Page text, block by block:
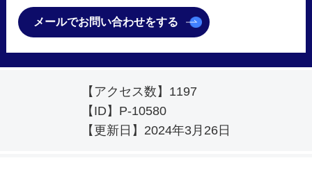
メールでお問い合わせをする
【アクセス数】 1197
【ID】 P-10580
【更新日】 2024年3月26日